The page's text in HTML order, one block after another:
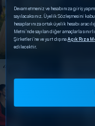
Devam etmeniz ve hesabınıza giriş
sayılacaksınız. Üyelik Sözleşmesini
hesaplarınıza ortak üyelik hesabı
Metni’nde sayılan diğer amaçlarla
Şirketleri’ne ve yurt dışınaAçık Rıza
edilecektir.